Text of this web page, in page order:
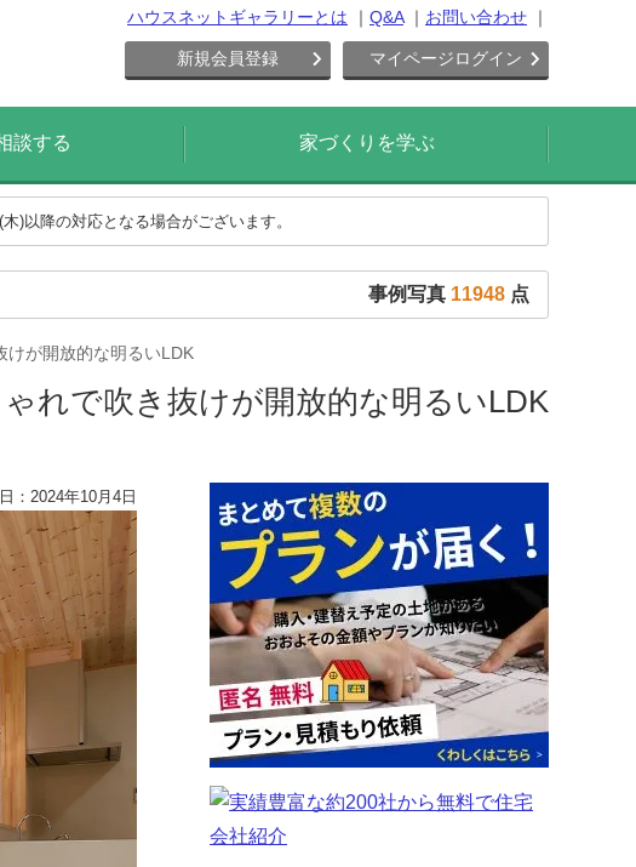
ハウスネットギャラリーとは Q&A お問い合わせ
新規会員登録 マイページログイン
談する 家づくりを学ぶ
)以降の対応となる場合がございます。
事例写真 11948 点
けが開放的な明るいLDK
れで吹き抜けが開放的な明るいLDK
：2024年10月4日